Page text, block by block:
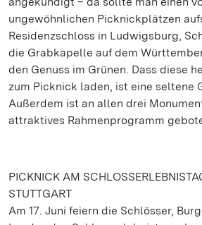
ungewöhnlichen Picknickplätzen
Residenzschloss in Ludwigsburg,
die Grabkapelle auf dem
den Genuss im Grünen. Dass diese
zum Picknick laden, ist eine seltene
Außerdem ist an allen drei
attraktives Rahmenprogramm
PICKNICK AM
STUTTGART
Am 17. Juni feiern die Schlösser,